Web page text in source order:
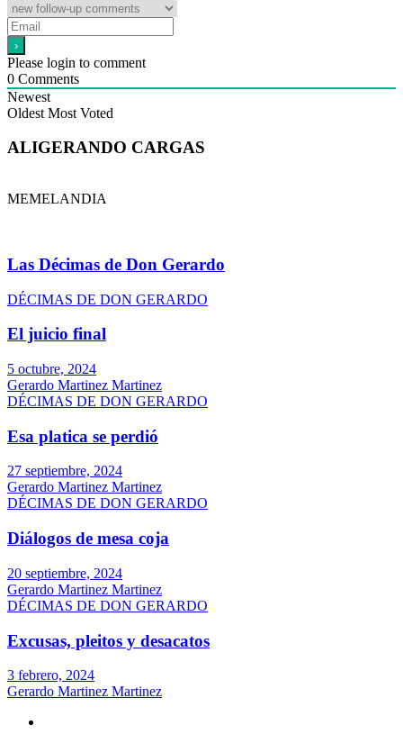
Please login to comment
0 Comments
Newest
Oldest Most Voted
ALIGERANDO CARGAS
MEMELANDIA
Las Décimas de Don Gerardo
DÉCIMAS DE DON GERARDO
El juicio final
5 octubre, 2024
Gerardo Martinez Martinez
DÉCIMAS DE DON GERARDO
Esa platica se perdió
27 septiembre, 2024
Gerardo Martinez Martinez
DÉCIMAS DE DON GERARDO
Diálogos de mesa coja
20 septiembre, 2024
Gerardo Martinez Martinez
DÉCIMAS DE DON GERARDO
Excusas, pleitos y desacatos
3 febrero, 2024
Gerardo Martinez Martinez